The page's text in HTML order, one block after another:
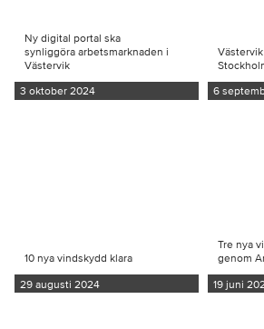
Ny digital portal ska
synliggöra arbetsmarknaden i
Västervik
3 oktober 2024 6
10 nya vindskydd klara
29 augusti 2024
Tre nya
genom
19 juni